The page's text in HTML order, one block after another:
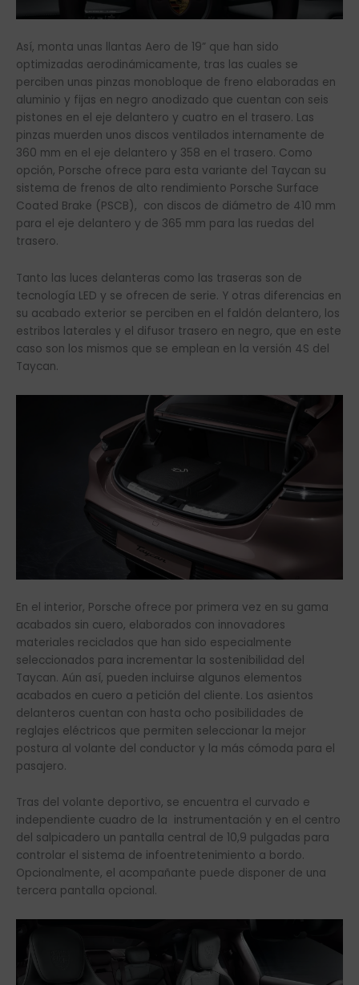
Así, monta unas llantas Aero de 19” que han sido
optimizadas aerodinámicamente, tras las cuales se
perciben unas pinzas monobloque de freno elaboradas en
aluminio y fijas en negro anodizado que cuentan con seis
pistones en el eje delantero y cuatro en el trasero. Las
pinzas muerden unos discos ventilados internamente de
360 mm en el eje delantero y 358 en el trasero. Como
opción, Porsche ofrece para esta variante del Taycan su
sistema de frenos de alto rendimiento Porsche Surface
Coated Brake (PSCB), con discos de diámetro de 410 mm
para el eje delantero y de 365 mm para las ruedas del
trasero.
Tanto las luces delanteras como las traseras son de
tecnología LED y se ofrecen de serie. Y otras diferencias en
su acabado exterior se perciben en el faldón delantero, los
estribos laterales y el difusor trasero en negro, que en este
caso son los mismos que se emplean en la versión 4S del
Taycan.
En el interior, Porsche ofrece por primera vez en su gama
acabados sin cuero, elaborados con innovadores
materiales reciclados que han sido especialmente
seleccionados para incrementar la sostenibilidad del
Taycan. Aún así, pueden incluirse algunos elementos
acabados en cuero a petición del cliente. Los asientos
delanteros cuentan con hasta ocho posibilidades de
reglajes eléctricos que permiten seleccionar la mejor
postura al volante del conductor y la más cómoda para el
pasajero.
Tras del volante deportivo, se encuentra el curvado e
independiente cuadro de la instrumentación y en el centro
del salpicadero un pantalla central de 10,9 pulgadas para
controlar el sistema de infoentretenimiento a bordo.
Opcionalmente, el acompañante puede disponer de una
tercera pantalla opcional.